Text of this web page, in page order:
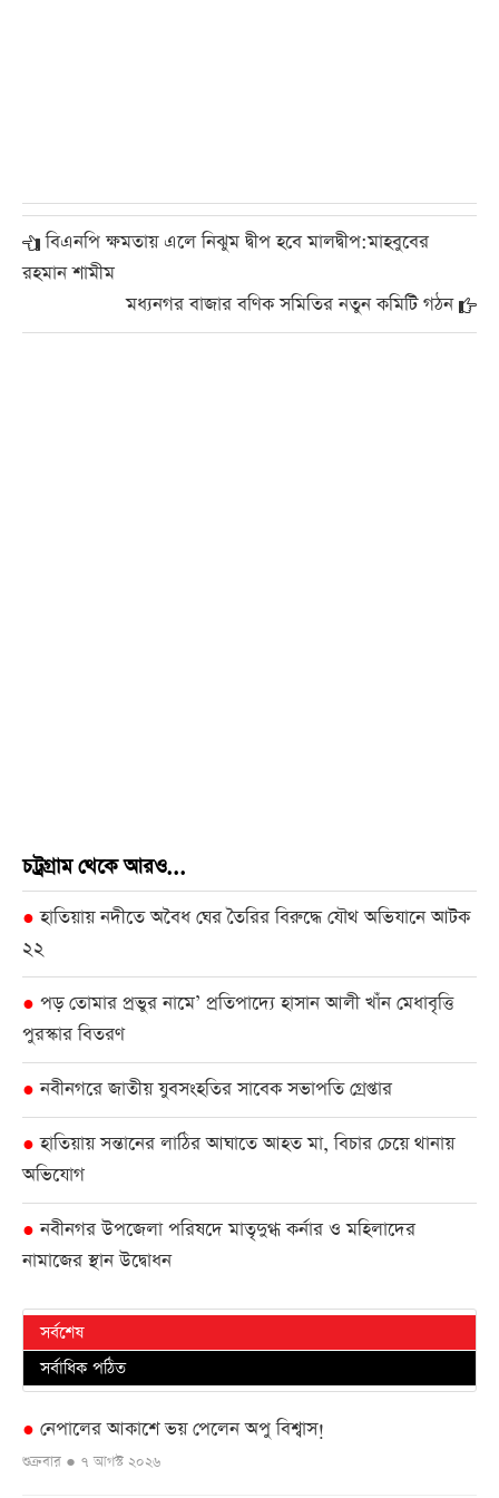
বিএনপি ক্ষমতায় এলে নিঝুম দ্বীপ হবে মালদ্বীপ:মাহবুবের
রহমান শামীম
মধ্যনগর বাজার বণিক সমিতির নতুন কমিটি গঠন
চট্রগ্রাম থেকে আরও...
● হাতিয়ায় নদীতে অবৈধ ঘের তৈরির বিরুদ্ধে যৌথ অভিযানে আটক
২২
● পড় তোমার প্রভুর নামে’ প্রতিপাদ্যে হাসান আলী খাঁন মেধাবৃত্তি
পুরস্কার বিতরণ
● নবীনগরে জাতীয় যুবসংহতির সাবেক সভাপতি গ্রেপ্তার
● হাতিয়ায় সন্তানের লাঠির আঘাতে আহত মা, বিচার চেয়ে থানায়
অভিযোগ
● নবীনগর উপজেলা পরিষদে মাতৃদুগ্ধ কর্নার ও মহিলাদের
নামাজের স্থান উদ্বোধন
সর্বশেষ
সর্বাধিক পঠিত
● নেপালের আকাশে ভয় পেলেন অপু বিশ্বাস!
শুক্রবার ● ৭ আগস্ট ২০২৬